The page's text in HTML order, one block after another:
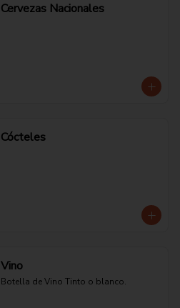
Cervezas Nacionales
Cócteles
Vino
Botella de Vino Tinto o blanco.